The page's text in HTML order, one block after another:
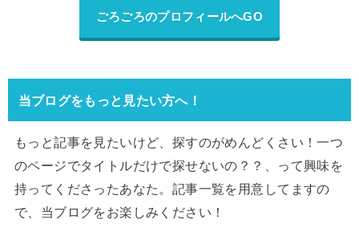
ごろごろのプロフィールへGO
当ブログをもっと見たい方へ！
もっと記事を見たいけど、探すのがめんどくさい！一つ
のページでタイトルだけで探せないの？？、って興味を
持ってくださったあなた。記事一覧を用意してますの
で、当ブログをお楽しみください！